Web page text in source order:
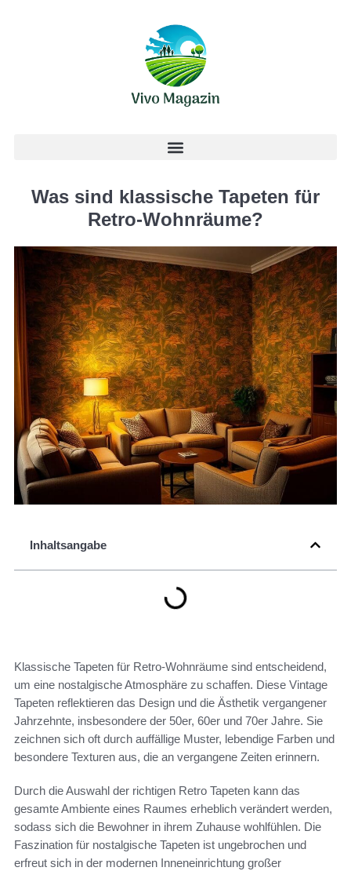
Was sind klassische Tapeten für
Retro-Wohnräume?
Inhaltsangabe
Klassische Tapeten für Retro-Wohnräume sind entscheidend,
um eine nostalgische Atmosphäre zu schaffen. Diese Vintage
Tapeten reflektieren das Design und die Ästhetik vergangener
Jahrzehnte, insbesondere der 50er, 60er und 70er Jahre. Sie
zeichnen sich oft durch auffällige Muster, lebendige Farben und
besondere Texturen aus, die an vergangene Zeiten erinnern.
Durch die Auswahl der richtigen Retro Tapeten kann das
gesamte Ambiente eines Raumes erheblich verändert werden,
sodass sich die Bewohner in ihrem Zuhause wohlfühlen. Die
Faszination für nostalgische Tapeten ist ungebrochen und
erfreut sich in der modernen Inneneinrichtung großer